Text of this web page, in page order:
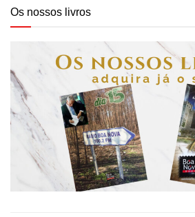
Os nossos livros